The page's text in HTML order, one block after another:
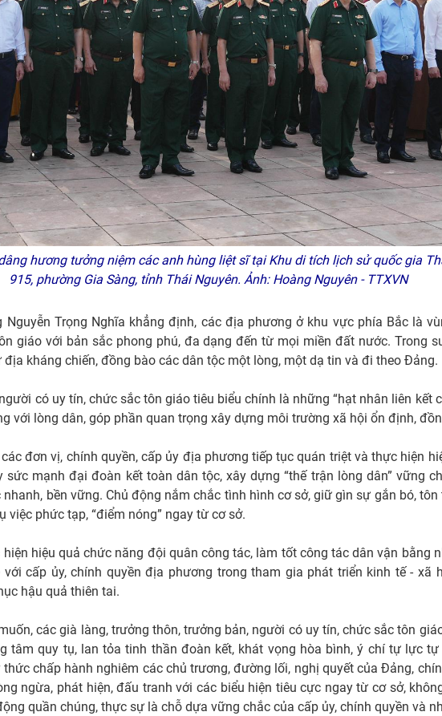
hương tưởng niệm các anh hùng liệt sĩ tại Khu di tích lịch sử quốc gia
915, phường Gia Sàng, tỉnh Thái Nguyên. Ảnh: Hoàng Nguyên - TTXVN
Trọng Nghĩa khẳng định, các địa phương ở khu vực phía Bắc là
giáo với bản sắc phong phú, đa dạng đến từ mọi miền đất nước. Trong
kháng chiến, đồng bào các dân tộc một lòng, một dạ tin và đi theo Đảng.
có uy tín, chức sắc tôn giáo tiêu biểu chính là những “hạt nhân liên kết
với lòng dân, góp phần quan trọng xây dựng môi trường xã hội ổn định,
đơn vị, chính quyền, cấp ủy địa phương tiếp tục quán triệt và thực hiện
mạnh đại đoàn kết toàn dân tộc, xây dựng “thế trận lòng dân” vững
bền vững. Chủ động nắm chắc tình hình cơ sở, giữ gìn sự gắn bó,
việc phức tạp, “điểm nóng” ngay từ cơ sở.
hiệu quả chức năng đội quân công tác, làm tốt công tác dân vận bằng
cấp ủy, chính quyền địa phương trong tham gia phát triển kinh tế - xã
hậu quả thiên tai.
các già làng, trưởng thôn, trưởng bản, người có uy tín, chức sắc tôn
tâm quy tụ, lan tỏa tinh thần đoàn kết, khát vọng hòa bình, ý chí tự lực
chấp hành nghiêm các chủ trương, đường lối, nghị quyết của Đảng,
ngừa, phát hiện, đấu tranh với các biểu hiện tiêu cực ngay từ cơ sở,
quần chúng, thực sự là chỗ dựa vững chắc của cấp ủy, chính quyền và